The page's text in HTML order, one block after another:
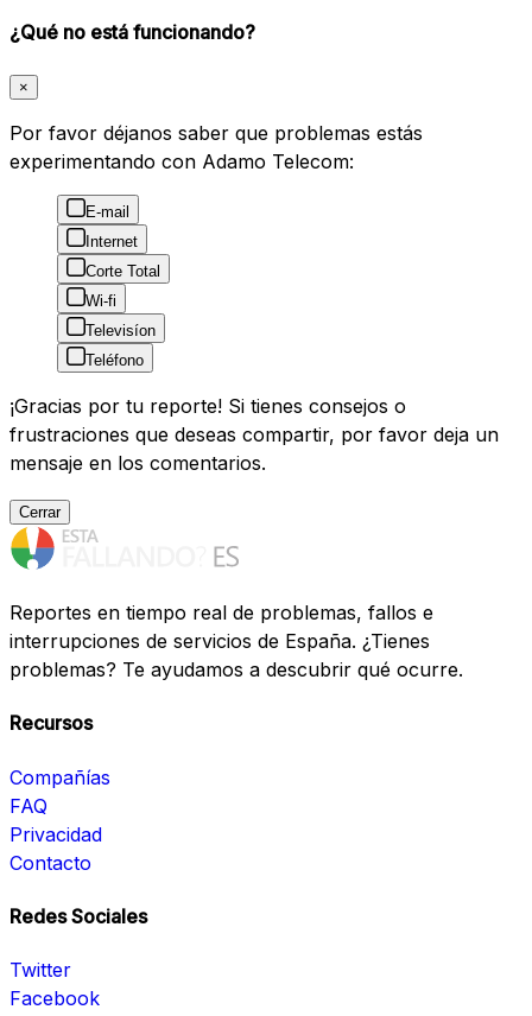
¿Qué no está funcionando?
×
Por favor déjanos saber que problemas estás
experimentando con Adamo Telecom:
E-mail
Internet
Corte Total
Wi-fi
Televisíon
Teléfono
¡Gracias por tu reporte! Si tienes consejos o
frustraciones que deseas compartir, por favor deja un
mensaje en los comentarios.
Cerrar
Reportes en tiempo real de problemas, fallos e
interrupciones de servicios de España. ¿Tienes
problemas? Te ayudamos a descubrir qué ocurre.
Recursos
Compañías
FAQ
Privacidad
Contacto
Redes Sociales
Twitter
Facebook